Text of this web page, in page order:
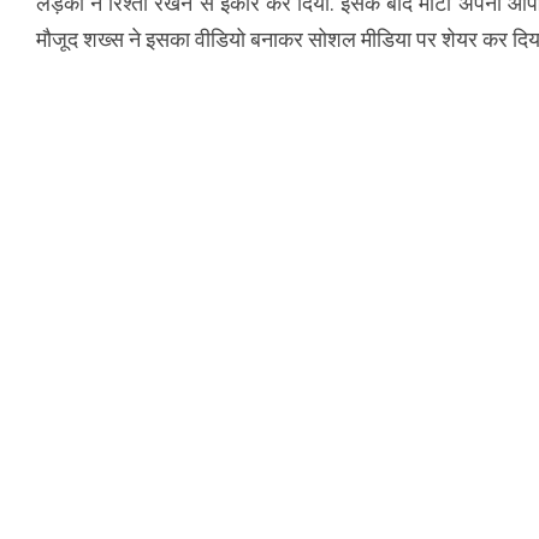
मौजूद शख्स ने इसका वीडियो बनाकर सोशल मीडिया पर शेयर कर